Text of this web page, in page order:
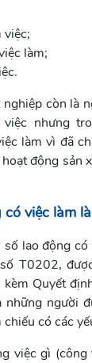
việc;
làm;
còn là
nhưng
làm vì đã
động sản
việc làm
lao động
T0202,
kèm Quyết
những người
có các
việc gì